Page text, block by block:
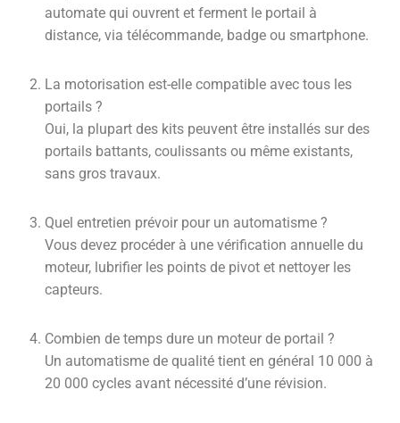
automate qui ouvrent et ferment le portail à
distance, via télécommande, badge ou smartphone.
La motorisation est-elle compatible avec tous les
portails ?
Oui, la plupart des kits peuvent être installés sur des
portails battants, coulissants ou même existants,
sans gros travaux.
Quel entretien prévoir pour un automatisme ?
Vous devez procéder à une vérification annuelle du
moteur, lubrifier les points de pivot et nettoyer les
capteurs.
Combien de temps dure un moteur de portail ?
Un automatisme de qualité tient en général 10 000 à
20 000 cycles avant nécessité d’une révision.